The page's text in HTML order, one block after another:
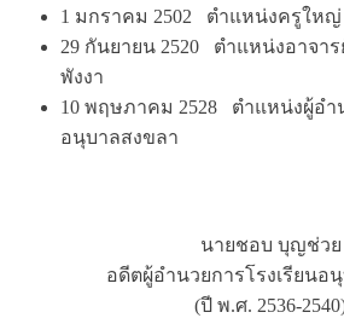
1 มกราคม 2502 ตำแหน่งครูใหญ่
29 กันยายน 2520 ตำแหน่งอาจา
พังงา
10 พฤษภาคม 2528 ตำแหน่งผู้อำ
อนุบาลสงขลา
นายชอบ บุญช่วย
อดีตผู้อำนวยการโรงเรียนอ
(ปี พ.ศ. 2536-